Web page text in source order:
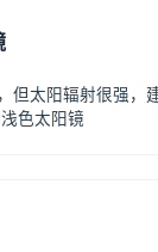
但太阳辐射很强，
色太阳镜